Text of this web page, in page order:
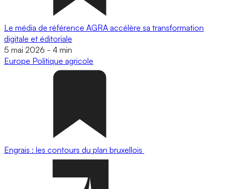
Le média de référence AGRA accélère sa transformation
digitale et éditoriale
5 mai 2026 - 4 min
Europe Politique agricole
Engrais : les contours du plan bruxellois